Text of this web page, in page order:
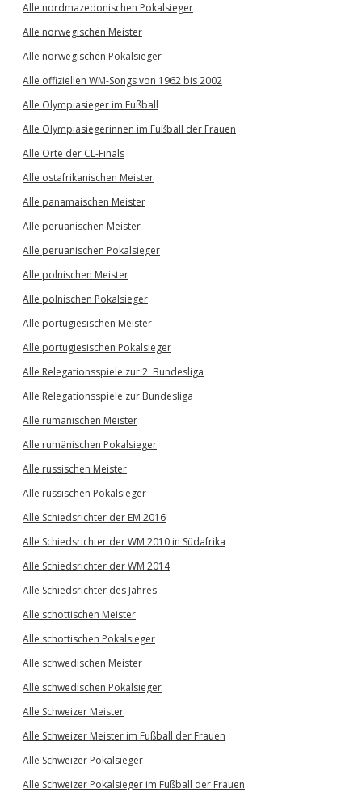
Alle nordmazedonischen Pokalsieger
Alle norwegischen Meister
Alle norwegischen Pokalsieger
Alle offiziellen WM-Songs von 1962 bis 2002
Alle Olympiasieger im Fußball
Alle Olympiasiegerinnen im Fußball der Frauen
Alle Orte der CL-Finals
Alle ostafrikanischen Meister
Alle panamaischen Meister
Alle peruanischen Meister
Alle peruanischen Pokalsieger
Alle polnischen Meister
Alle polnischen Pokalsieger
Alle portugiesischen Meister
Alle portugiesischen Pokalsieger
Alle Relegationsspiele zur 2. Bundesliga
Alle Relegationsspiele zur Bundesliga
Alle rumänischen Meister
Alle rumänischen Pokalsieger
Alle russischen Meister
Alle russischen Pokalsieger
Alle Schiedsrichter der EM 2016
Alle Schiedsrichter der WM 2010 in Südafrika
Alle Schiedsrichter der WM 2014
Alle Schiedsrichter des Jahres
Alle schottischen Meister
Alle schottischen Pokalsieger
Alle schwedischen Meister
Alle schwedischen Pokalsieger
Alle Schweizer Meister
Alle Schweizer Meister im Fußball der Frauen
Alle Schweizer Pokalsieger
Alle Schweizer Pokalsieger im Fußball der Frauen